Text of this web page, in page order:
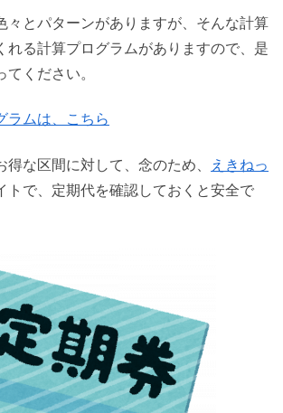
々とパターンがありますが、そんな計算
れる計算プログラムがありますので、是
ください。
ラムは、こちら
得な区間に対して、念のため、
えきねっ
トで、定期代を確認しておくと安全で